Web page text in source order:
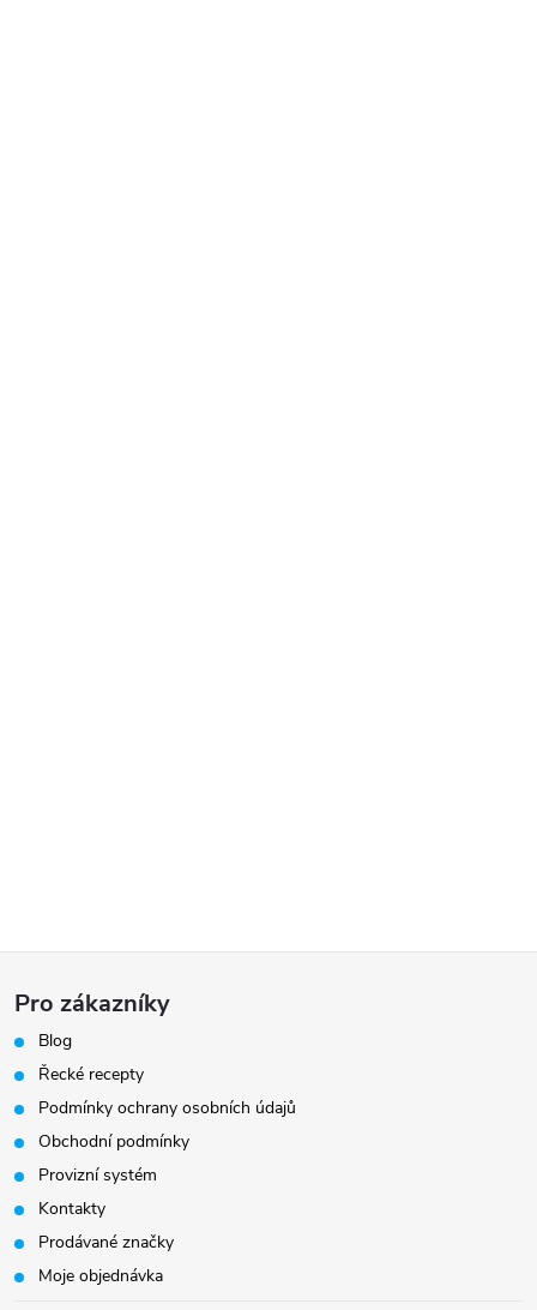
Z
á
p
a
t
Pro zákazníky
Blog
Řecké recepty
Podmínky ochrany osobních údajů
Obchodní podmínky
Provizní systém
Kontakty
Prodávané značky
Moje objednávka